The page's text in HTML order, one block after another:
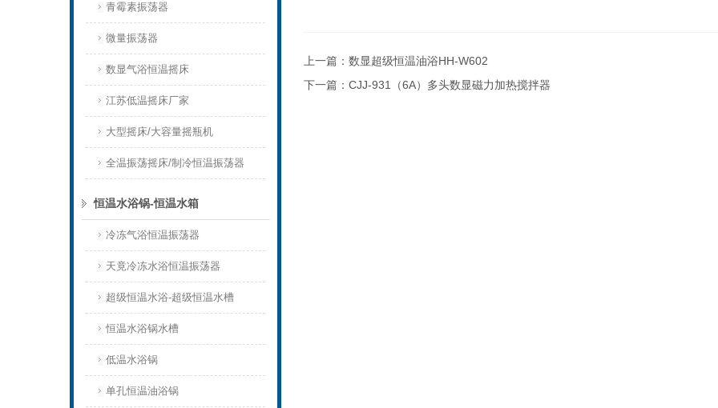
青霉素振荡器
微量振荡器
数显气浴恒温摇床
江苏低温摇床厂家
大型摇床/大容量摇瓶机
全温振荡摇床/制冷恒温振荡器
恒温水浴锅-恒温水箱
冷冻气浴恒温振荡器
天竟冷冻水浴恒温振荡器
超级恒温水浴-超级恒温水槽
恒温水浴锅水槽
低温水浴锅
单孔恒温油浴锅
上一篇： 数显超级恒温油浴HH-W602
下一篇： CJJ-931（6A）多头数显磁力加热搅拌器